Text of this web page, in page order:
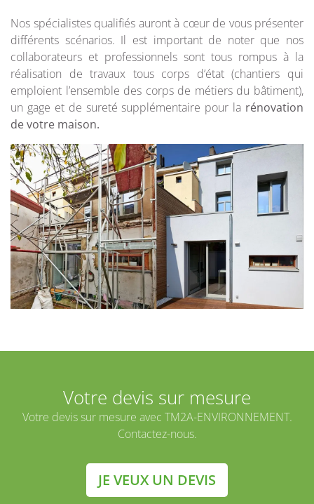
Nos spécialistes qualifiés auront à cœur de vous présenter
différents scénarios. Il est important de noter que nos
collaborateurs et professionnels sont tous rompus à la
réalisation de travaux tous corps d’état (chantiers qui
emploient l’ensemble des corps de métiers du bâtiment),
un gage et de sureté supplémentaire pour la rénovation
de votre maison.
Votre devis sur mesure
Votre devis sur mesure avec TM2A-ENVIRONNEMENT.
Contactez-nous.
JE VEUX UN DEVIS